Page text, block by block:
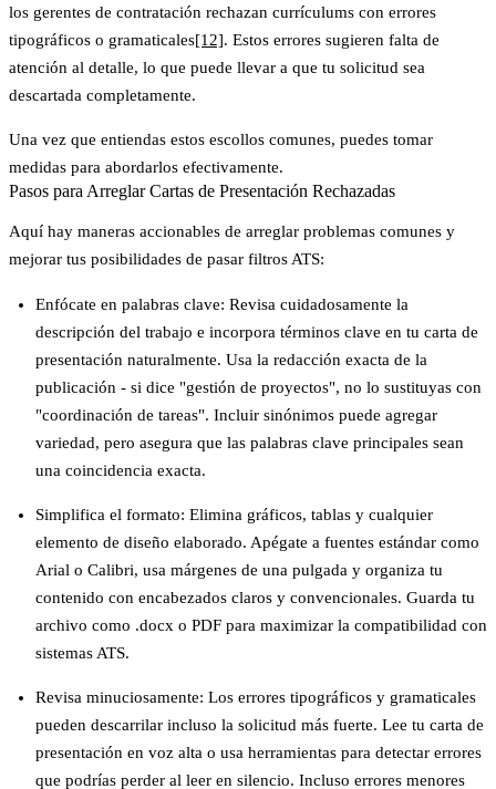
los gerentes de contratación rechazan currículums con errores
tipográficos o gramaticales[12]. Estos errores sugieren falta de
atención al detalle, lo que puede llevar a que tu solicitud sea
descartada completamente.
Una vez que entiendas estos escollos comunes, puedes tomar
medidas para abordarlos efectivamente.
Pasos para Arreglar Cartas de Presentación Rechazadas
Aquí hay maneras accionables de arreglar problemas comunes y
mejorar tus posibilidades de pasar filtros ATS:
Enfócate en palabras clave: Revisa cuidadosamente la
descripción del trabajo e incorpora términos clave en tu carta de
presentación naturalmente. Usa la redacción exacta de la
publicación - si dice "gestión de proyectos", no lo sustituyas con
"coordinación de tareas". Incluir sinónimos puede agregar
variedad, pero asegura que las palabras clave principales sean
una coincidencia exacta.
Simplifica el formato: Elimina gráficos, tablas y cualquier
elemento de diseño elaborado. Apégate a fuentes estándar como
Arial o Calibri, usa márgenes de una pulgada y organiza tu
contenido con encabezados claros y convencionales. Guarda tu
archivo como .docx o PDF para maximizar la compatibilidad con
sistemas ATS.
Revisa minuciosamente: Los errores tipográficos y gramaticales
pueden descarrilar incluso la solicitud más fuerte. Lee tu carta de
presentación en voz alta o usa herramientas para detectar errores
que podrías perder al leer en silencio. Incluso errores menores